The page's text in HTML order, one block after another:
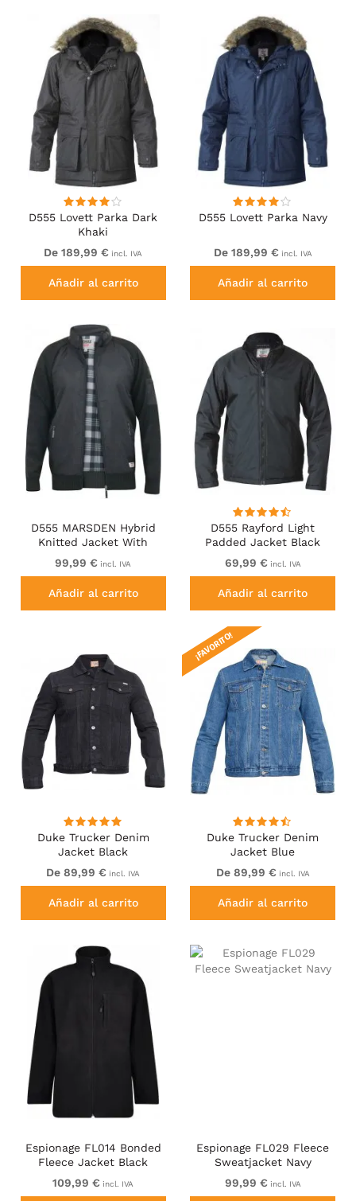
D555 Lovett Parka Dark
Khaki
De 189,99 € incl. IVA
Añadir al carrito
D555 Lovett Parka Navy
De 189,99 € incl. IVA
Añadir al carrito
D555 MARSDEN Hybrid
Knitted Jacket With
Bonded Fleece Lining
Black
99,99 € incl. IVA
Añadir al carrito
D555 Rayford Light
Padded Jacket Black
69,99 € incl. IVA
Añadir al carrito
Duke Trucker Denim
Jacket Black
De 89,99 € incl. IVA
Añadir al carrito
Duke Trucker Denim
Jacket Blue
¡FAVORITO!
De 89,99 € incl. IVA
Añadir al carrito
Espionage FL014 Bonded
Fleece Jacket Black
109,99 € incl. IVA
Espionage FL029 Fleece
Sweatjacket Navy
99,99 € incl. IVA